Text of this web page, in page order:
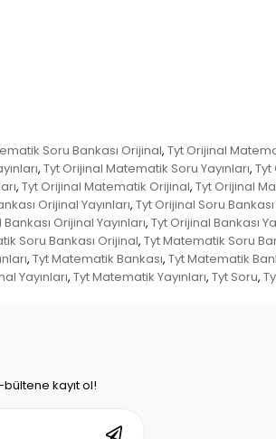
Soru Bankası Orijinal, Tyt Orijinal
, Tyt Orijinal Matematik Soru Yayınları, Tyt
, Tyt Orijinal Matematik Orijinal, Tyt Orijinal
Orijinal Yayınları, Tyt Orijinal Soru Bankası
Orijinal Yayınları, Tyt Orijinal Bankası
Soru Bankası Orijinal, Tyt Matematik Soru
, Tyt Matematik Bankası, Tyt Matematik
Yayınları, Tyt Matematik Yayınları, Tyt Soru,
kayıt ol!